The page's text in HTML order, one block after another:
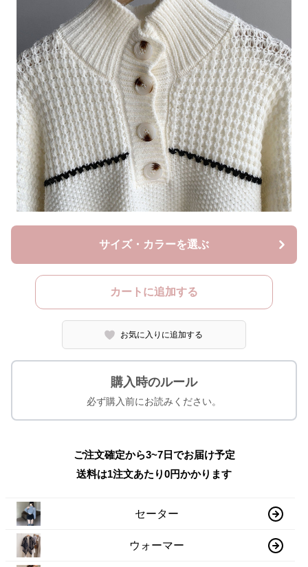
サイズ・カラーを選ぶ
カートに追加する
お気に入りに追加する
購入時のルール
必ず購入前にお読みください。
ご注文確定から3~7日でお届け予定
送料は1注文あたり0円かかります
セーター
ウォーマー